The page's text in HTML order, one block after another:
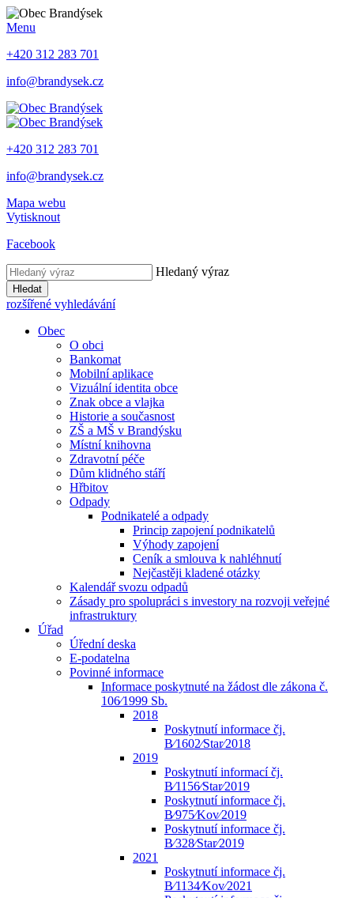
Menu
+420 312 283 701
info@brandysek.cz
+420 312 283 701
info@brandysek.cz
Mapa webu
Vytisknout
Facebook
Hledaný výraz
Hledat
rozšířené vyhledávání
Obec
O obci
Bankomat
Mobilní aplikace
Vizuální identita obce
Znak obce a vlajka
Historie a současnost
ZŠ a MŠ v Brandýsku
Místní knihovna
Zdravotní péče
Dům klidného stáří
Hřbitov
Odpady
Podnikatelé a odpady
Princip zapojení podnikatelů
Výhody zapojení
Ceník a smlouva k nahléhnutí
Nejčastěji kladené otázky
Kalendář svozu odpadů
Zásady pro spolupráci s investory na rozvoji veřejné
infrastruktury
Úřad
Úřední deska
E-podatelna
Povinné informace
Informace poskytnuté na žádost dle zákona č.
106⁄1999 Sb.
2018
Poskytnutí informace čj.
B⁄1602⁄Star⁄2018
2019
Poskytnutí informací čj.
B⁄1156⁄Star⁄2019
Poskytnutí informace čj.
B⁄975⁄Kov⁄2019
Poskytnutí informace čj.
B⁄328⁄Star⁄2019
2021
Poskytnutí informace čj.
B⁄1134⁄Kov⁄2021